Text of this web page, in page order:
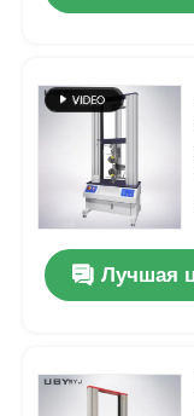
контроль
контактные
Отправить
Оборудование
Лучшая